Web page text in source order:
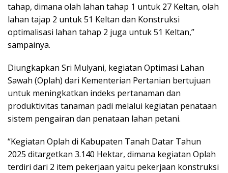
tahap, dimana olah lahan tahap 1 untuk 27 Keltan, olah
lahan tajap 2 untuk 51 Keltan dan Konstruksi
optimalisasi lahan tahap 2 juga untuk 51 Keltan,”
sampainya.
Diungkapkan Sri Mulyani, kegiatan Optimasi Lahan
Sawah (Oplah) dari Kementerian Pertanian bertujuan
untuk meningkatkan indeks pertanaman dan
produktivitas tanaman padi melalui kegiatan penataan
sistem pengairan dan penataan lahan petani.
“Kegiatan Oplah di Kabupaten Tanah Datar Tahun
2025 ditargetkan 3.140 Hektar, dimana kegiatan Oplah
terdiri dari 2 item pekerjaan yaitu pekerjaan konstruksi